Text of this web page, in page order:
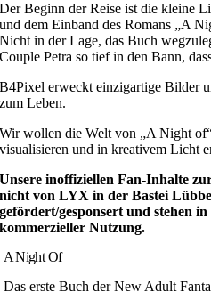
Der Beginn der Reise ist die kleine
und dem Einband des Romans „A
Nicht in der Lage, das Buch
Couple Petra so tief in den Bann,
B4Pixel erweckt einzigartige Bilder
zum Leben.
Wir wollen die Welt von „A Night
visualisieren und in kreativem Licht
Unsere inoffiziellen Fan-Inhalte
nicht von LYX in der Bastei
gefördert/gesponsert und stehen
kommerzieller Nutzung.
A Night Of
Das erste Buch der New Adult